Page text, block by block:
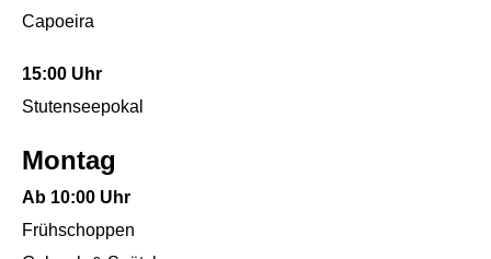
Capoeira
15:00 Uhr
Stutenseepokal
Montag
Ab 10:00 Uhr
Frühschoppen